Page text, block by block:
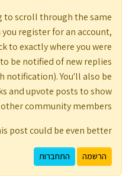
to scroll through the same
register for an account,
to exactly where you were
be notified of new replies
notification). You'll also be
and upvote posts to show
community members.
post could be even better 💗
הרשמה התחברות